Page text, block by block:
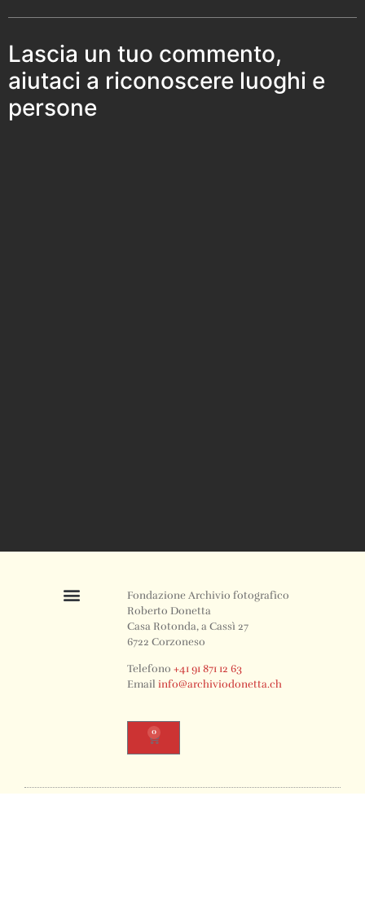
Lascia un tuo commento,
aiutaci a riconoscere luoghi e
persone
Fondazione Archivio fotografico
Roberto Donetta
Casa Rotonda, a Cassì 27
6722 Corzoneso
Telefono+41 91 871 12 63
Emailinfo@archiviodonetta.ch
0